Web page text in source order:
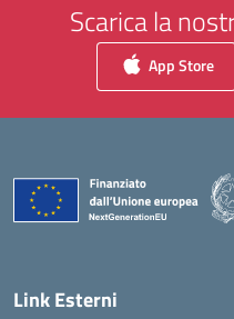
Scarica la
App Store
Link Esterni